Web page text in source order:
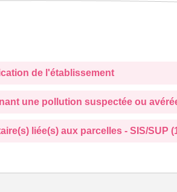
de l'établissement
une pollution suspectée ou
liée(s) aux parcelles - SIS/SUP